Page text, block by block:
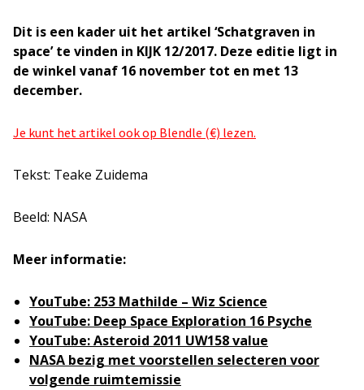
Dit is een kader uit het artikel ‘Schatgraven in
space’ te vinden in KIJK 12/2017. Deze editie ligt in
de winkel vanaf 16 november tot en met 13
december.
Je kunt het artikel ook op Blendle (€) lezen.
Tekst: Teake Zuidema
Beeld: NASA
Meer informatie:
YouTube: 253 Mathilde – Wiz Science
YouTube: Deep Space Exploration 16 Psyche
YouTube:Asteroid 2011 UW158 value
NASA bezig met voorstellen selecteren voor
volgende ruimtemissie